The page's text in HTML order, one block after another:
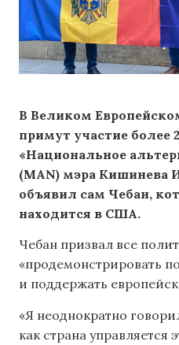
В Великом
примут участие более
«Национальное
(MAN) мэра Кишинева
объявил сам Чебан,
находится в США.
Чебан призвал все
«продемонстрировать
и поддержать
«Я неоднократно
как страна управляется